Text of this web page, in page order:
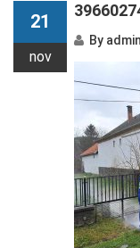
21
nov
By